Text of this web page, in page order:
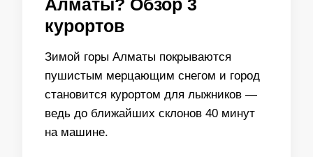
Алматы? Обзор 3
курортов
Зимой горы Алматы покрываются
пушистым мерцающим снегом и город
становится курортом для лыжников —
ведь до ближайших склонов 40 минут
на машине.